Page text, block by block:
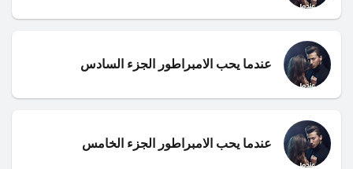
عندما يحب الامبراطور الجزء السادس
عندما يحب الامبراطور الجزء الخامس